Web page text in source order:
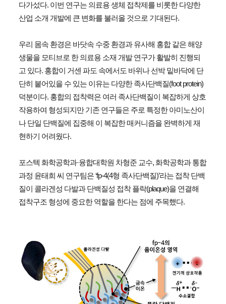
다가섰다. 이번 연구는 의료용 생체 접착제를 비롯한 다양한
산업 소개 개발에 큰 변화를 불러올 것으로 기대된다.
우리 몸속 환경은 바닷속 수중 환경과 유사해 홍합 같은 해양
생물을 모티브로 한 의료용 소재 개발 연구가 활발히 진행되
고 있다. 홍합이 거센 파도 속에서도 바위나 선박 밑바닥에 단
단히 붙어있을 수 있는 이유는 다양한 족사단백질(foot protein)
덕분이다. 홍합의 접착력은 여러 족사단백질이 복잡하게 상호
작용하여 형성되지만 기존 연구들은 주로 특정한 아미노산이
나 단일 단백질에 집중해 이 복잡한 매커니즘을 완벽하게 재
현하기 어려웠다.
포스텍 화학공학과·융합대학원 차형준 교수, 화학공학과 통합
과정 윤태희 씨 연구팀은 ‘fp-4(4형 족사단백질)’라는 접착 단백
질이 콜라겐성 다발과 단백질성 접착 플락(plaque)을 연결해
접착구조 형성에 중요한 역할을 한다는 점에 주목했다.